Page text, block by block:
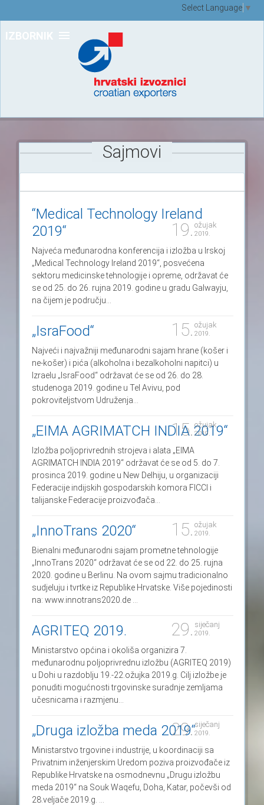
IZBORNIK
Select Language ▼
Sajmovi
19. ožujak
2019.
“Medical Technology Ireland
2019“
Najveća međunarodna konferencija i izložba u Irskoj
„Medical Technology Ireland 2019“, posvećena
sektoru medicinske tehnologije i opreme, održavat će
se od 25. do 26. rujna 2019. godine u gradu Galwayju,
na čijem je području...
15. ožujak
2019.
„IsraFood“
Najveći i najvažniji međunarodni sajam hrane (košer i
ne-košer) i pića (alkoholna i bezalkoholni napitci) u
Izraelu „IsraFood“ održavat će se od 26. do 28.
studenoga 2019. godine u Tel Avivu, pod
pokroviteljstvom Udruženja...
15.ožujak
2019.
„EIMA AGRIMATCH INDIA 2019“
Izložba poljoprivrednih strojeva i alata „EIMA
AGRIMATCH INDIA 2019“ održavat će se od 5. do 7.
prosinca 2019. godine u New Delhiju, u organizaciji
Federacije indijskih gospodarskih komora FICCI i
talijanske Federacije proizvođača...
15. ožujak
2019.
„InnoTrans 2020“
Bienalni međunarodni sajam prometne tehnologije
„InnoTrans 2020“ održavat će se od 22. do 25. rujna
2020. godine u Berlinu. Na ovom sajmu tradicionalno
sudjeluju i tvrtke iz Republike Hrvatske. Više pojedinosti
na: www.innotrans2020.de ...
29. siječanj
2019.
AGRITEQ 2019.
Ministarstvo općina i okoliša organizira 7.
međunarodnu poljoprivrednu izložbu (AGRITEQ 2019)
u Dohi u razdoblju 19.-22.ožujka 2019.g. Cilj izložbe je
ponuditi mogućnosti trgovinske suradnje zemljama
učesnicama i razmjenu...
29.siječanj
2019.
„Druga izložba meda 2019“
Ministarstvo trgovine i industrije, u koordinaciji sa
Privatnim inženjerskim Uredom poziva proizvođače iz
Republike Hrvatske na osmodnevnu „Drugu izložbu
meda 2019“ na Souk Waqefu, Doha, Katar, počevši od
28.veljače 2019.g. ...